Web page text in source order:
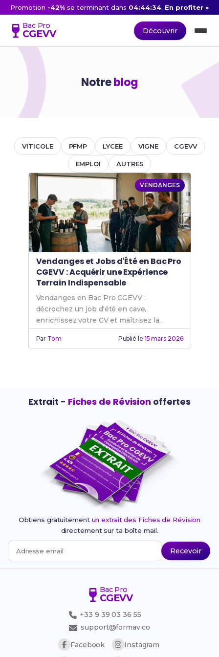
Promotion -42% se terminant dans 04:44:34. En profiter »
Bac Pro
CGEVV Découvrir
Notreblog
VITICOLE PFMP LYCEE VIGNE CGEVV
EMPLOI AUTRES
VENDANGES
Vendanges et Jobs d'Été en Bac Pro
CGEVV : Acquérir une Expérience
Terrain Indispensable
Vendanges en Bac Pro CGEVV :
décrochez un job d'été en cave,
enrichissez votre CV et maîtrisez la
gestion vitivinicole sur le terrain.
Par Tom Publié le 15 mars 2026
Extrait - Fiches de Révision offertes
Obtiens gratuitement un extrait des Fiches de Révision
directement sur ta boîte mail.
Adresse email Recevoir
Bac Pro
CGEVV
+33 9 39 03 36 55
support@formav.co
Facebook
Instagram